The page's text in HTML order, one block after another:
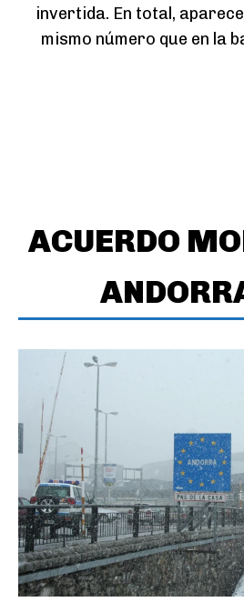
invertida. En total,
mismo número que en la
ACUERDO